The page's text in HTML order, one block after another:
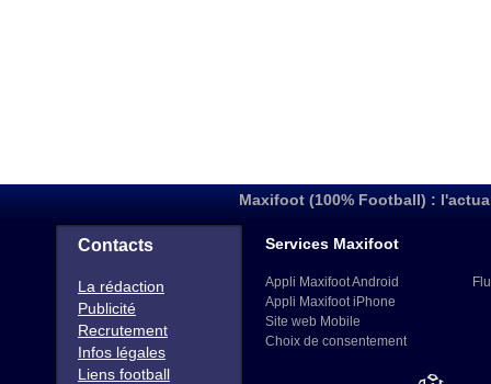
Maxifoot (100% Football) :
Contacts
La rédaction
Publicité
Recrutement
Infos légales
Liens football
Services Maxifoot
Appli Maxifoot Android
Appli Maxifoot iPhone
Site web Mobile
Choix de consentement